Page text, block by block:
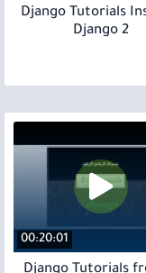
6 Django Tutorials
Django 2
00:20:01